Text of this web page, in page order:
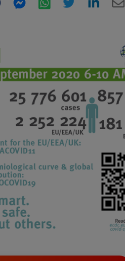
Facebook Messenger WhatsApp Twitter LinkedIn